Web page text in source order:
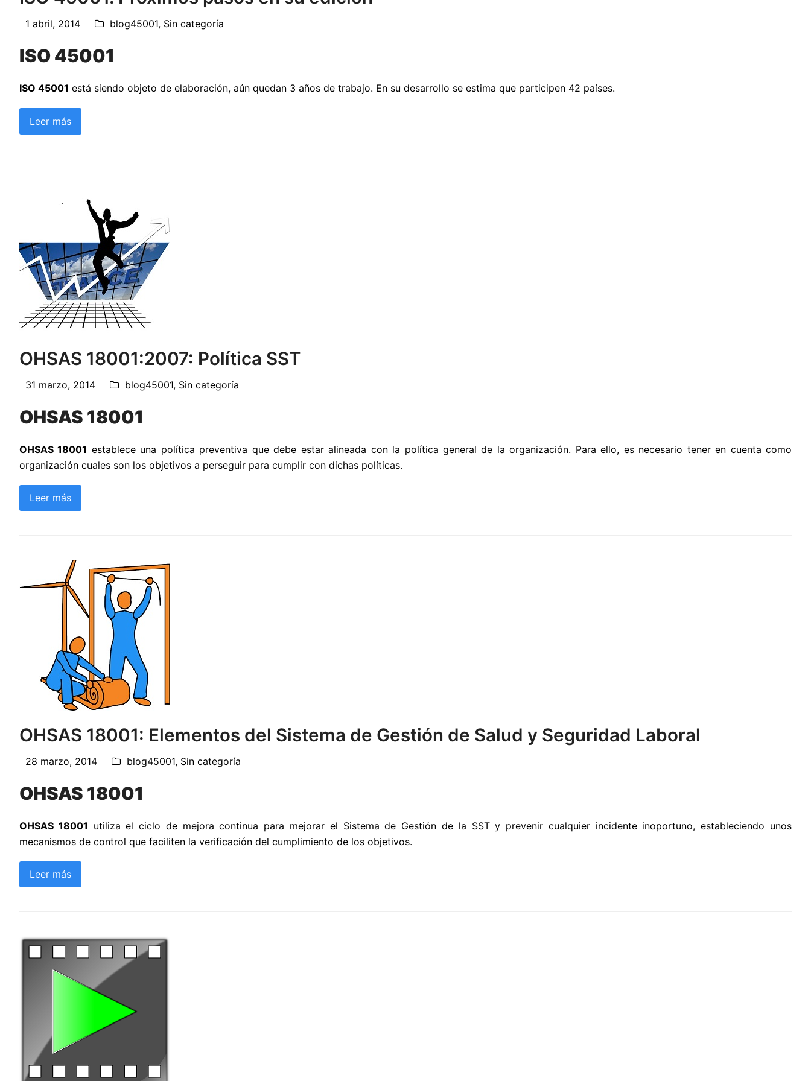
1 abril, 2014 blog45001, Sin categoría
ISO 45001
ISO 45001 está siendo objeto de elaboración, aún quedan 3 años de trabajo. En su desarrollo se estima que participen 42 países.
Leer más
OHSAS 18001:2007: Política SST
31 marzo, 2014 blog45001, Sin categoría
OHSAS 18001
OHSAS 18001 establece una política preventiva que debe estar alineada con la política general de la organización. Para ello, es necesario tener en cuenta como
organización cuales son los objetivos a perseguir para cumplir con dichas políticas.
Leer más
OHSAS 18001: Elementos del Sistema de Gestión de Salud y Seguridad Laboral
28 marzo, 2014 blog45001, Sin categoría
OHSAS 18001
OHSAS 18001 utiliza el ciclo de mejora continua para mejorar el Sistema de Gestión de la SST y prevenir cualquier incidente inoportuno, estableciendo unos
mecanismos de control que faciliten la verificación del cumplimiento de los objetivos.
Leer más